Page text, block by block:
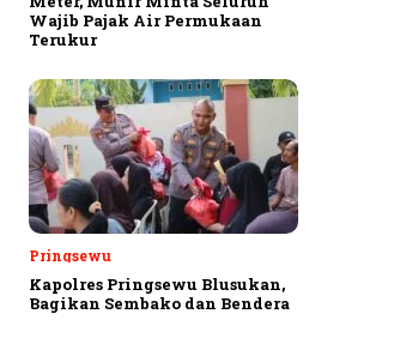
Wajib Pajak Air Permukaan
Terukur
Pringsewu
Kapolres Pringsewu Blusukan,
Bagikan Sembako dan Bendera